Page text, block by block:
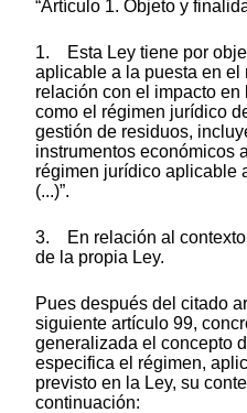
“Artículo 1. Objeto y
1. Esta Ley tiene por
aplicable a la puesta en el
relación con el impacto
como el régimen jurídico
gestión de residuos,
instrumentos económicos
régimen jurídico aplicable
(...)”.
3. En relación al contexto
de la propia Ley.
Pues después del citado
siguiente artículo 99,
generalizada el concepto
especifica el régimen,
previsto en la Ley, su
continuación: